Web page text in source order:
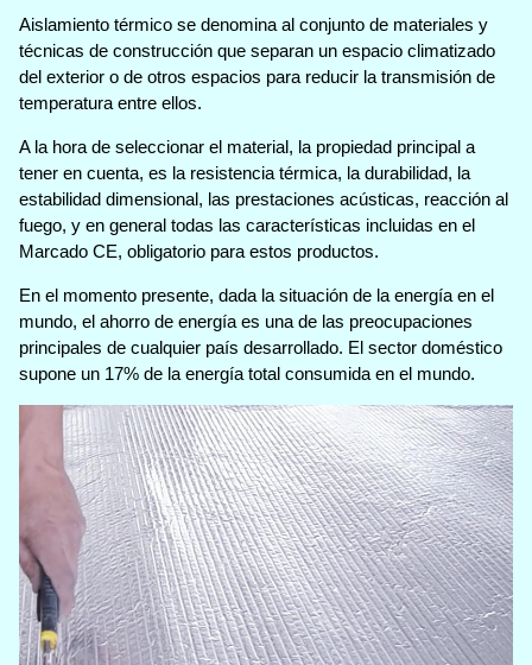
Aislamiento térmico se denomina al conjunto de materiales y
técnicas de construcción que separan un espacio climatizado
del exterior o de otros espacios para reducir la transmisión de
temperatura entre ellos.
A la hora de seleccionar el material, la propiedad principal a
tener en cuenta, es la resistencia térmica, la durabilidad, la
estabilidad dimensional, las prestaciones acústicas, reacción al
fuego, y en general todas las características incluidas en el
Marcado CE, obligatorio para estos productos.
En el momento presente, dada la situación de la energía en el
mundo, el ahorro de energía es una de las preocupaciones
principales de cualquier país desarrollado. El sector doméstico
supone un 17% de la energía total consumida en el mundo.